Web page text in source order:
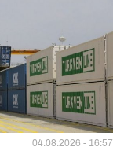
04.08.2026 - 16:57